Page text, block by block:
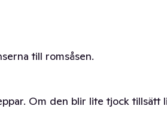
till romsåsen.
Om den blir lite tjock tillsätt